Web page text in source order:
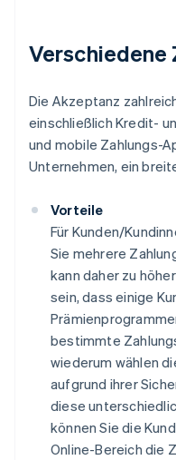
Verschiedene
Die Akzeptanz
einschließlich Kredit-
und mobile Zahlungs-
Unternehmen, ein
Vorteile
Für Kunden/
Sie mehrere
kann daher zu
sein, dass einige
bestimmte
wiederum wählen
aufgrund ihrer
diese
können Sie die
Online-Bereich die